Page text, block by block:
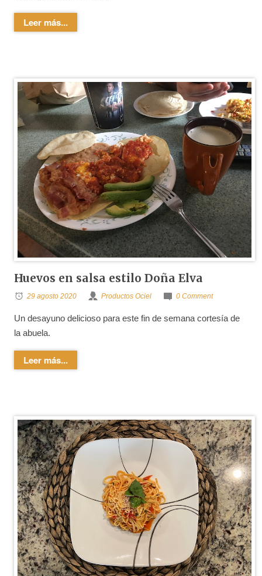
Leer más...
Huevos en salsa estilo Doña Elva
29 agosto 2020 Productos Ociel 0 Comment
Un desayuno delicioso para este fin de semana cortesía de
la abuela.
Leer más...